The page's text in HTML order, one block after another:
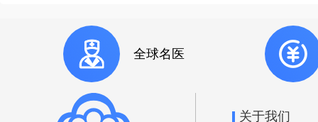
拉套大学附属BFG生殖妇产医院的
咨询信息。 核心要点一：吉尔吉
斯斯坦助孕法律概述 吉尔吉斯斯
全球名医
关于我们